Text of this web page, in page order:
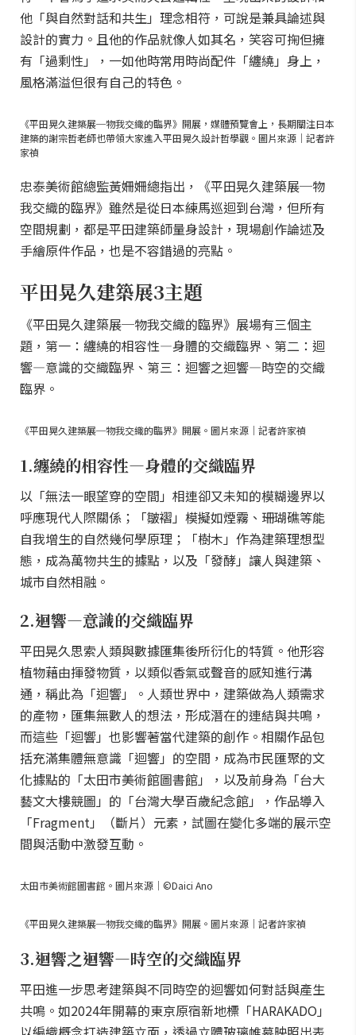
他「與自然對話和共生」理念相符，可說是兼具論述與
設計的實力。且他的作品就像人如其名，笑容可掬但擁
有「過剩性」，一如他時常用時尚配件「纏繞」身上，
風格滿溢但很有自己的特色。
《平田晃久建築展─物我交織的臨界》開展，媒體預覽會上，長期關注日本
建築的謝宗哲老師也帶領大家進入平田晃久設計哲學觀。圖片來源｜記者許
家禎
忠泰美術館總監黃姍姍總指出，《平田晃久建築展─物
我交織的臨界》雖然是從日本練馬巡迴到台灣，但所有
空間規劃，都是平田建築師量身設計，現場創作論述及
手繪原件作品，也是不容錯過的亮點。
平田晃久建築展3主題
《平田晃久建築展─物我交織的臨界》展場有三個主
題，第一：纏繞的相容性—身體的交織臨界、第二：迴
響—意識的交織臨界、第三：迴響之迴響—時空的交織
臨界。
《平田晃久建築展─物我交織的臨界》開展。圖片來源｜記者許家禎
1.纏繞的相容性—身體的交織臨界
以「無法一眼望穿的空間」相連卻又未知的模糊邊界以
呼應現代人際關係；「皺褶」模擬如煙霧、珊瑚礁等能
自我增生的自然幾何學原理；「樹木」作為建築理想型
態，成為萬物共生的據點，以及「發酵」讓人與建築、
城市自然相融。
2.迴響—意識的交織臨界
平田晃久思索人類與數據匯集後所衍化的特質。他形容
植物藉由揮發物質，以類似香氣或聲音的感知進行溝
通，稱此為「迴響」。人類世界中，建築做為人類需求
的產物，匯集無數人的想法，形成潛在的連結與共鳴，
而這些「迴響」也影響著當代建築的創作。相關作品包
括充滿集體無意識「迴響」的空間，成為市民匯聚的文
化據點的「太田市美術館圖書館」，以及前身為「台大
藝文大樓競圖」的「台灣大學百歲紀念館」，作品導入
「Fragment」（斷片）元素，試圖在變化多端的展示空
間與活動中激發互動。
太田市美術館圖書館。圖片來源｜©Daici Ano
《平田晃久建築展─物我交織的臨界》開展。圖片來源｜記者許家禎
3.迴響之迴響—時空的交織臨界
平田進一步思考建築與不同時空的迴響如何對話與產生
共鳴。如2024年開幕的東京原宿新地標「HARAKADO」